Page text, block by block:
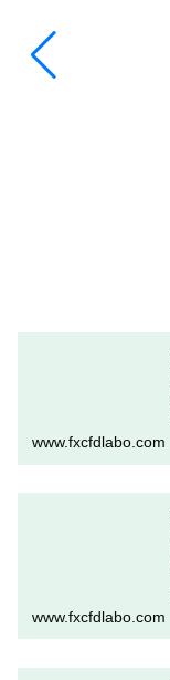
www.fxcfdlabo.com
www.fxcfdlabo.com